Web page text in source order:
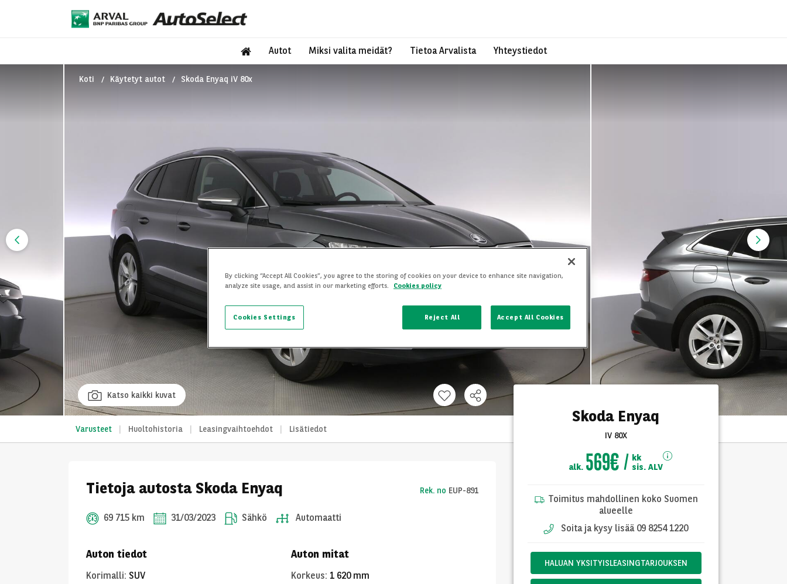
Autot Miksi valita meidät? Tietoa Arvalista Yhteystiedot
Koti Käytetyt autot Skoda Enyaq iV 80x
Katso kaikki kuvat
Varusteet Huoltohistoria Leasingvaihtoehdot Lisätiedot
Skoda Enyaq
IV 80X
alk. 569€
kk
sis. ALV
Toimitus mahdollinen koko Suomen
alueelle
Soita ja kysy lisää 09 8254 1220
HALUAN YKSITYISLEASINGTARJOUKSEN
Tietoja autosta Skoda Enyaq
69 715 km 31/03/2023 Sähkö Automaatti
Rek. no EUP-891
Auton tiedot
Korimalli: SUV
Auton mitat
Korkeus: 1 620 mm
By clicking “Accept All Cookies”, you agree to the storing of cookies on your device to enhance site navigation,
analyze site usage, and assist in our marketing efforts.
Cookies policy
Reject All Accept All Cookies
Cookies Settings